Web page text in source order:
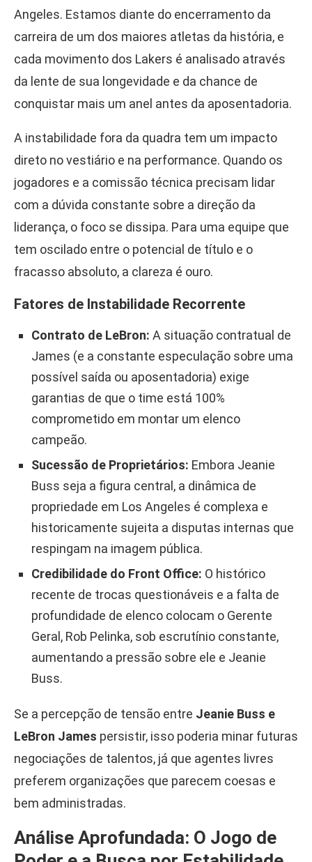
Angeles. Estamos diante do encerramento da
carreira de um dos maiores atletas da história, e
cada movimento dos Lakers é analisado através
da lente de sua longevidade e da chance de
conquistar mais um anel antes da aposentadoria.
A instabilidade fora da quadra tem um impacto
direto no vestiário e na performance. Quando os
jogadores e a comissão técnica precisam lidar
com a dúvida constante sobre a direção da
liderança, o foco se dissipa. Para uma equipe que
tem oscilado entre o potencial de título e o
fracasso absoluto, a clareza é ouro.
Fatores de Instabilidade Recorrente
Contrato de LeBron: A situação contratual de
James (e a constante especulação sobre uma
possível saída ou aposentadoria) exige
garantias de que o time está 100%
comprometido em montar um elenco
campeão.
Sucessão de Proprietários: Embora Jeanie
Buss seja a figura central, a dinâmica de
propriedade em Los Angeles é complexa e
historicamente sujeita a disputas internas que
respingam na imagem pública.
Credibilidade do Front Office: O histórico
recente de trocas questionáveis e a falta de
profundidade de elenco colocam o Gerente
Geral, Rob Pelinka, sob escrutínio constante,
aumentando a pressão sobre ele e Jeanie
Buss.
Se a percepção de tensão entre Jeanie Buss e
LeBron James persistir, isso poderia minar futuras
negociações de talentos, já que agentes livres
preferem organizações que parecem coesas e
bem administradas.
Análise Aprofundada: O Jogo de